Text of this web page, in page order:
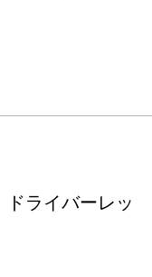
ドライバーレッ